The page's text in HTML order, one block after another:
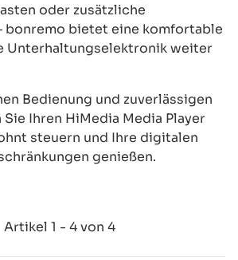
oder zusätzliche
bonremo bietet eine komfortable
Unterhaltungselektronik weiter
Bedienung und zuverlässigen
Ihren HiMedia Media Player
steuern und Ihre digitalen
genießen.
Artikel 1 - 4 von 4